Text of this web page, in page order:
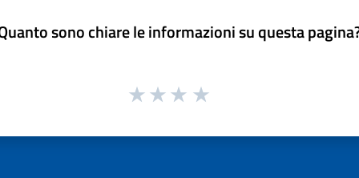
sono chiare le informazioni su questa